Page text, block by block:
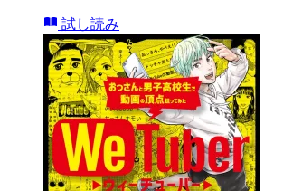
試し読み